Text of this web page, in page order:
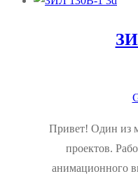
Привет! Один из
проектов.
анимационного